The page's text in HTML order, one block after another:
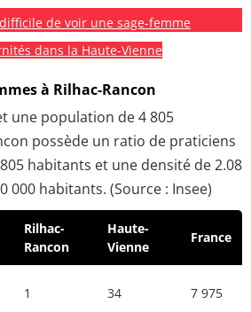
de voir une sage-femme
dans la Haute-Vienne
à Rilhac-Rancon
une population de 4 805
possède un ratio de praticiens
habitants et une densité de 2.08
000 habitants. (Source : Insee)
Rilhac-
Rancon
Haute-
Vienne
France
1 34 7 975